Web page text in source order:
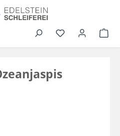
Du hast 0